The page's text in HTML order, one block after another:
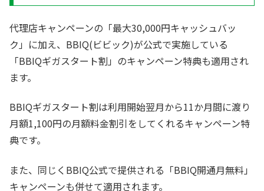
代理店キャンペーンの「最大30,000円キャッシュバッ
ク」に加え、BBIQ(ビビック)が公式で実施している
「BBIQギガスタート割」のキャンペーン特典も適用され
ます。
BBIQギガスタート割は利用開始翌月から11か月間に渡り
月額1,100円の月額料金割引をしてくれるキャンペーン特
典です。
また、同じくBBIQ公式で提供される「BBIQ開通月無料」
キャンペーンも併せて適用されます。